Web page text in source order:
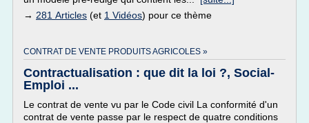
→ 281 Articles (et 1 Vidéos) pour ce thème
CONTRAT DE VENTE PRODUITS AGRICOLES »
Contractualisation : que dit la loi ?, Social-
Emploi ...
Le contrat de vente vu par le Code civil La conformité d'un
contrat de vente passe par le respect de quatre conditions